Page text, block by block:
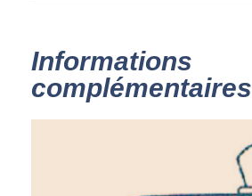
Informations
complémentaires